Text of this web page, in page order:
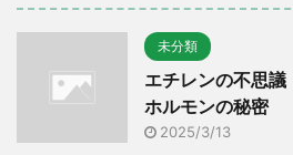
未分類
エチレンの不思
ホルモンの秘密
2025/3/13